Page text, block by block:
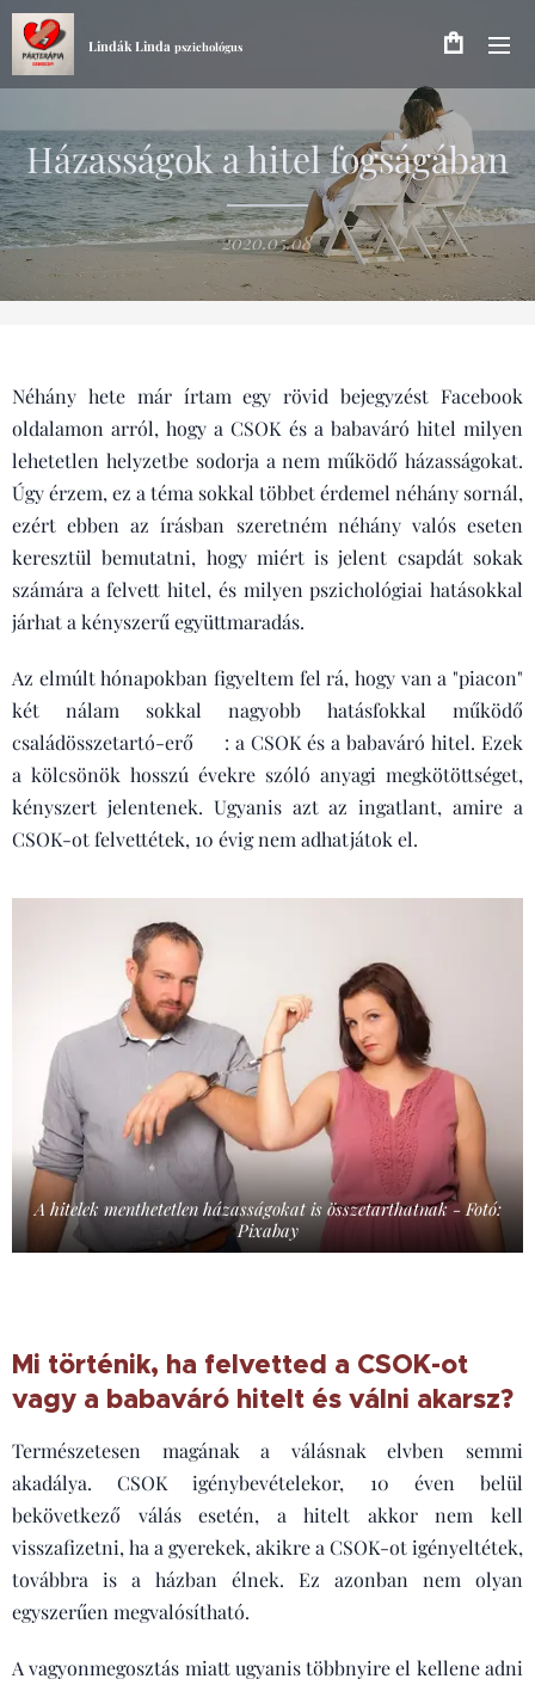
Lindák Linda pszichológus
Házasságok a hitel fogságában
2020.05.08
Néhány hete már írtam egy rövid bejegyzést Facebook
oldalamon arról, hogy a CSOK és a babaváró hitel milyen
lehetetlen helyzetbe sodorja a nem működő házasságokat.
Úgy érzem, ez a téma sokkal többet érdemel néhány sornál,
ezért ebben az írásban szeretném néhány valós eseten
keresztül bemutatni, hogy miért is jelent csapdát sokak
számára a felvett hitel, és milyen pszichológiai hatásokkal
járhat a kényszerű együttmaradás.
Az elmúlt hónapokban figyeltem fel rá, hogy van a "piacon"
két nálam sokkal nagyobb hatásfokkal működő
családösszetartó-erő 😊: a CSOK és a babaváró hitel. Ezek
a kölcsönök hosszú évekre szóló anyagi megkötöttséget,
kényszert jelentenek. Ugyanis azt az ingatlant, amire a
CSOK-ot felvettétek, 10 évig nem adhatjátok el.
A hitelek menthetetlen házasságokat is összetarthatnak - Fotó:
Pixabay
Mi történik, ha felvetted a CSOK-ot
vagy a babaváró hitelt és válni akarsz?
Természetesen magának a válásnak elvben semmi
akadálya. CSOK igénybevételekor, 10 éven belül
bekövetkező válás esetén, a hitelt akkor nem kell
visszafizetni, ha a gyerekek, akikre a CSOK-ot igényeltétek,
továbbra is a házban élnek. Ez azonban nem olyan
egyszerűen megvalósítható.
A vagyonmegosztás miatt ugyanis többnyire el kellene adni